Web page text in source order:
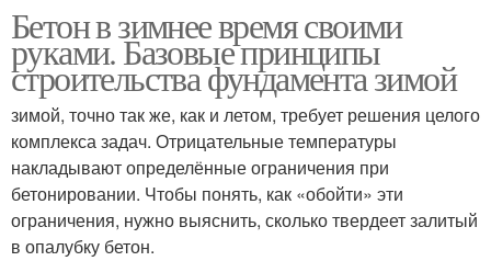
Бетон в зимнее время своими
руками. Базовые принципы
строительства фундамента зимой
зимой, точно так же, как и летом, требует решения целого
комплекса задач. Отрицательные температуры
накладывают определённые ограничения при
бетонировании. Чтобы понять, как «обойти» эти
ограничения, нужно выяснить, сколько твердеет залитый
в опалубку бетон.